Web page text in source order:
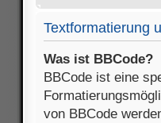
Textformatierung
Was ist BBCode?
BBCode ist eine
von BBCode